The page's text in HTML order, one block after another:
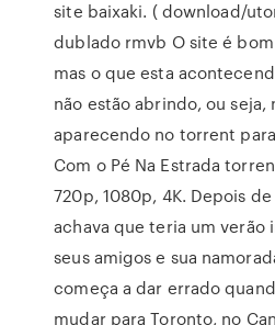
site baixaki. ( download/
dublado rmvb O site é
mas o que esta
não estão abrindo, ou seja,
aparecendo no torrent
Com o Pé Na Estrada
720p, 1080p, 4K. Depois
achava que teria um verão
seus amigos e sua
começa a dar errado
mudar para Toronto, no